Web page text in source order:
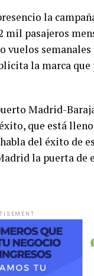
la
pasajeros
vuelos
la marca que
Madrid-
que está
del éxito de
la puerta